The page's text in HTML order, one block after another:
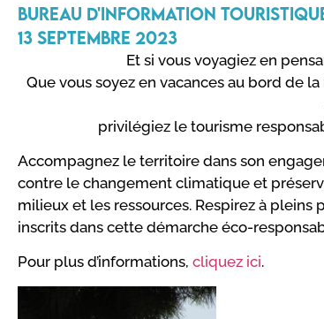
Bureau d'Information
13 septembre 2023
Et si vous voyagiez en
Que vous soyez en vacances au bord de
privilégiez le tourisme
Accompagnez le territoire dans son
contre le changement climatique et
milieux et les ressources. Respirez à pleins
inscrits dans cette démarche éco-
Pour plus d’informations, cliquez ici.